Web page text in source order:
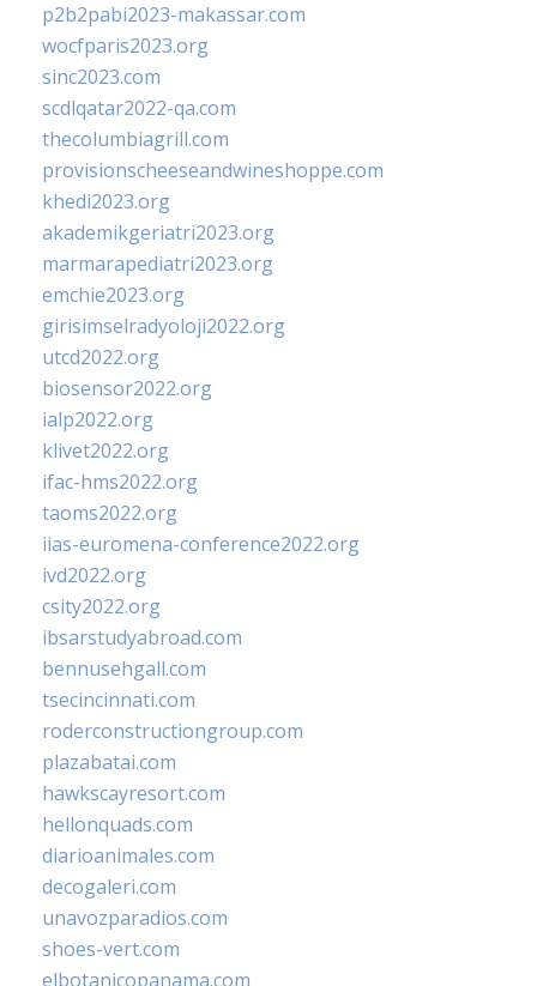
p2b2pabi2023-makassar.com
wocfparis2023.org
sinc2023.com
scdlqatar2022-qa.com
thecolumbiagrill.com
provisionscheeseandwineshoppe.com
khedi2023.org
akademikgeriatri2023.org
marmarapediatri2023.org
emchie2023.org
girisimselradyoloji2022.org
utcd2022.org
biosensor2022.org
ialp2022.org
klivet2022.org
ifac-hms2022.org
taoms2022.org
iias-euromena-conference2022.org
ivd2022.org
csity2022.org
ibsarstudyabroad.com
bennusehgall.com
tsecincinnati.com
roderconstructiongroup.com
plazabatai.com
hawkscayresort.com
hellonquads.com
diarioanimales.com
decogaleri.com
unavozparadios.com
shoes-vert.com
elbotanicopanama.com